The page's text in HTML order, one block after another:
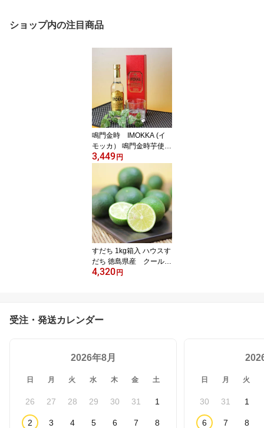
ショップ内の注目商品
鳴門金時 IMOKKA (イ
モッカ） 鳴門金時芋使
用 箱入 ウォッカ 地酒
徳島のお酒 徳島土産 お
中元 お歳暮 ギフト
3,449 円
すだち 1kg箱入 ハウスす
だち 徳島県産 クール便
発送
4,320 円
受注・発送カレンダー
2026年8月
日 月 火 水 木 金 土
26 27 28 29 30 31 1
2 3 4 5 6 7 8
日 月 火
30 31 1
6 7 8